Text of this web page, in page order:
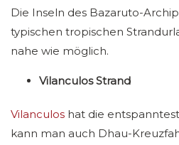
Die Inseln des Bazaruto-
typischen tropischen
nahe wie möglich.
Vilanculos Strand
Vilanculos hat die
kann man auch Dhau-